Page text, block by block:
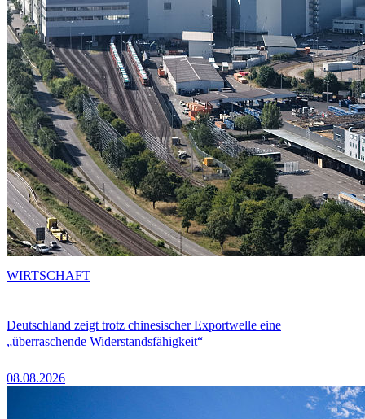
Deutschland zeigt trotz chinesischer Exportwelle eine
„überraschende Widerstandsfähigkeit“
08.08.2026
WIRTSCHAFT